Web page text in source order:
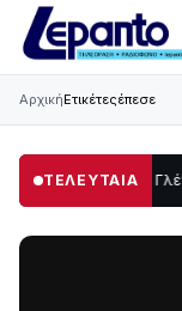
ΑρχικήΕτικέτεςέπεσε
ΤΕΛΕΥΤΑΙΑ
Χορός & Γλέντι! 08:41